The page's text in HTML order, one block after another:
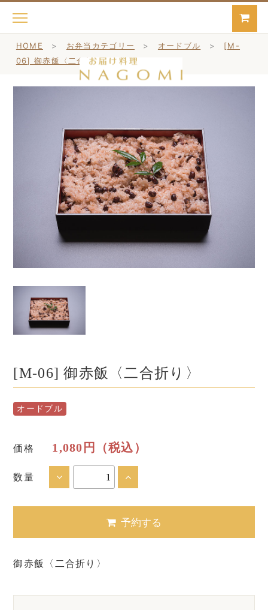
HOME > お弁当カテゴリー > オードブル > [M-
06] 御赤飯〈二合折り〉
[M-06] 御赤飯〈二合折り〉
オードブル
価格 1,080円（税込）
数量
御赤飯〈二合折り〉